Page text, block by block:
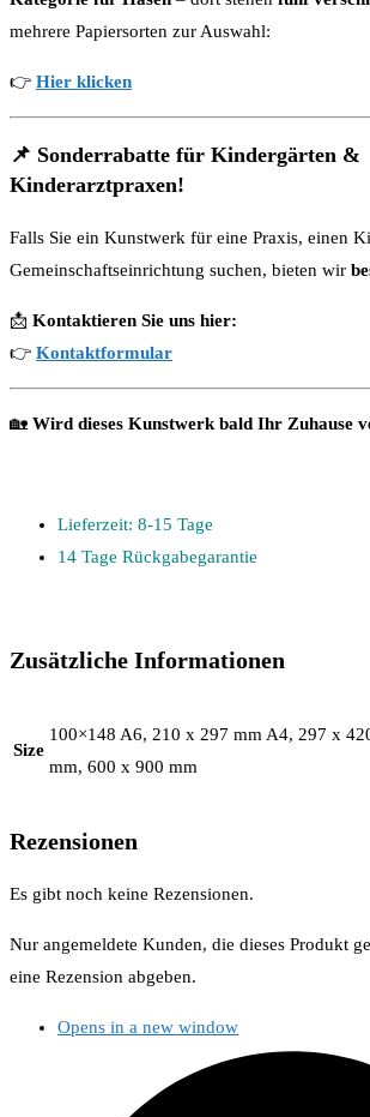
mehrere Papiersorten zur Auswahl:
👉 Hier klicken
📌 Sonderrabatte für Kindergärten &
Kinderarztpraxen!
Falls Sie ein Kunstwerk für eine Praxis, einen
Gemeinschaftseinrichtung suchen, bieten wir
📩 Kontaktieren Sie uns hier:
👉 Kontaktformular
🏡 Wird dieses Kunstwerk bald Ihr Zuhause
Lieferzeit: 8-15 Tage
14 Tage Rückgabegarantie
Zusätzliche Informationen
Size
100×148 A6, 210 x 297 mm A4, 297 x
mm, 600 x 900 mm
Rezensionen
Es gibt noch keine Rezensionen.
Nur angemeldete Kunden, die dieses Produkt
eine Rezension abgeben.
Opens in a new window